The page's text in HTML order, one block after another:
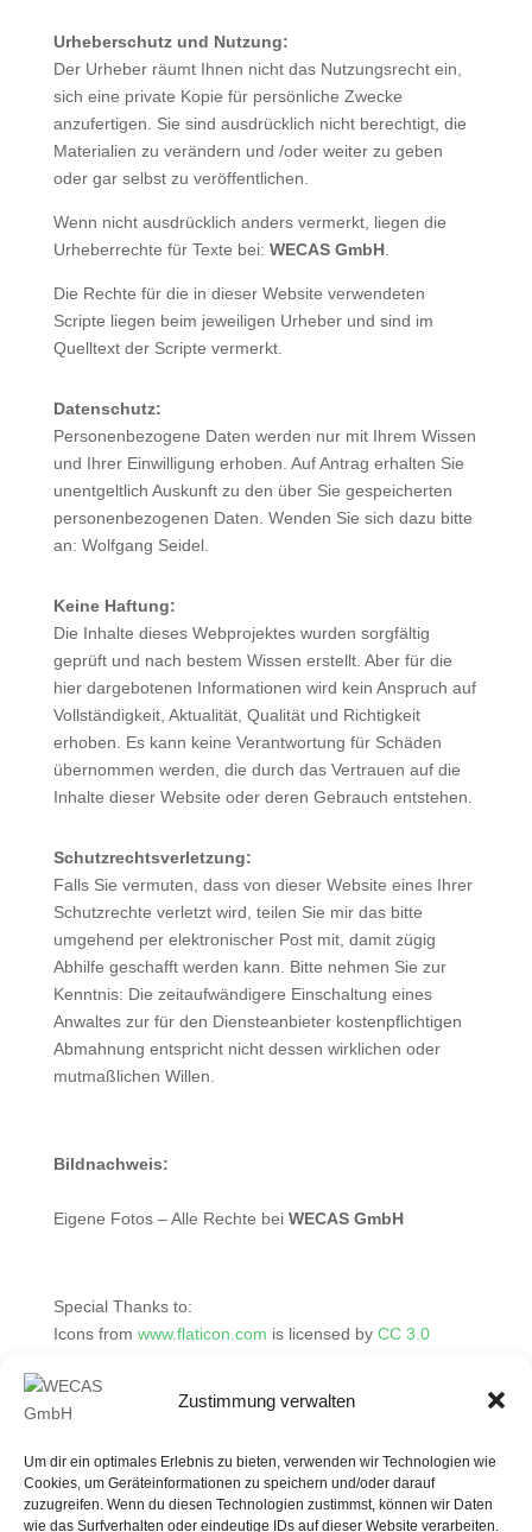
Zustimmung verwalten
Um dir ein optimales Erlebnis zu bieten, verwenden wir Technologien wie
Cookies, um Geräteinformationen zu speichern und/oder darauf
zuzugreifen. Wenn du diesen Technologien zustimmst, können wir Daten
wie das Surfverhalten oder eindeutige IDs auf dieser Website verarbeiten.
Urheberschutz und Nutzung:
Der Urheber räumt Ihnen nicht das Nutzungsrecht ein,
sich eine private Kopie für persönliche Zwecke
anzufertigen. Sie sind ausdrücklich nicht berechtigt, die
Materialien zu verändern und /oder weiter zu geben
oder gar selbst zu veröffentlichen.
Wenn nicht ausdrücklich anders vermerkt, liegen die
Urheberrechte für Texte bei: WECAS GmbH.
Die Rechte für die in dieser Website verwendeten
Scripte liegen beim jeweiligen Urheber und sind im
Quelltext der Scripte vermerkt.
Datenschutz:
Personenbezogene Daten werden nur mit Ihrem Wissen
und Ihrer Einwilligung erhoben. Auf Antrag erhalten Sie
unentgeltlich Auskunft zu den über Sie gespeicherten
personenbezogenen Daten. Wenden Sie sich dazu bitte
an: Wolfgang Seidel.
Keine Haftung:
Die Inhalte dieses Webprojektes wurden sorgfältig
geprüft und nach bestem Wissen erstellt. Aber für die
hier dargebotenen Informationen wird kein Anspruch auf
Vollständigkeit, Aktualität, Qualität und Richtigkeit
erhoben. Es kann keine Verantwortung für Schäden
übernommen werden, die durch das Vertrauen auf die
Inhalte dieser Website oder deren Gebrauch entstehen.
Schutzrechtsverletzung:
Falls Sie vermuten, dass von dieser Website eines Ihrer
Schutzrechte verletzt wird, teilen Sie mir das bitte
umgehend per elektronischer Post mit, damit zügig
Abhilfe geschafft werden kann. Bitte nehmen Sie zur
Kenntnis: Die zeitaufwändigere Einschaltung eines
Anwaltes zur für den Diensteanbieter kostenpflichtigen
Abmahnung entspricht nicht dessen wirklichen oder
mutmaßlichen Willen.
Bildnachweis:
Eigene Fotos – Alle Rechte bei WECAS GmbH
Special Thanks to:
Icons from www.flaticon.com is licensed by CC 3.0
photo3idea_studio
flaticon.com / Pixel perfect / ddara